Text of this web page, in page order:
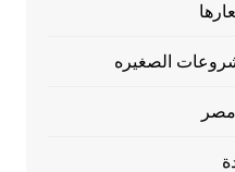
الصغيره
مصر